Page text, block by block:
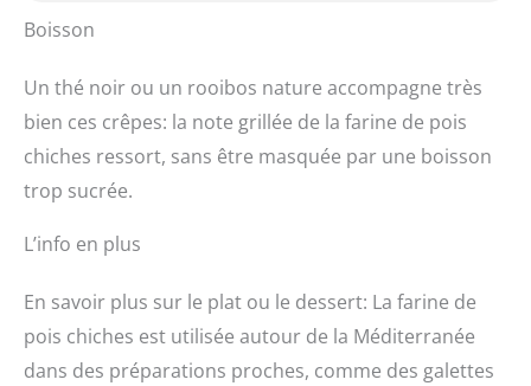
Boisson
Un thé noir ou un rooibos nature accompagne très
bien ces crêpes: la note grillée de la farine de pois
chiches ressort, sans être masquée par une boisson
trop sucrée.
L’info en plus
En savoir plus sur le plat ou le dessert: La farine de
pois chiches est utilisée autour de la Méditerranée
dans des préparations proches, comme des galettes